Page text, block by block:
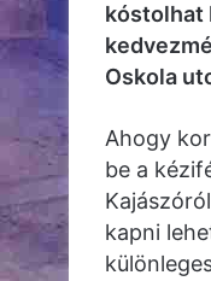
kóstolhat
Oskola
Ahogy
be a
kapni